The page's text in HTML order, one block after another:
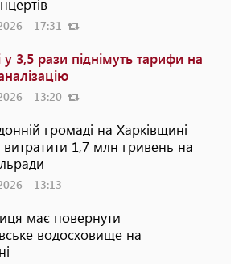
- 17:31
у 3,5 рази піднімуть тарифи на
- 13:20
громаді на Харківщині
1,7 млн гривень на
- 13:13
має повернути
водосховище на